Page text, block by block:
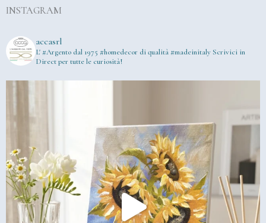
INSTAGRAM
accasrl
L' #Argento dal 1975 #homedecor di qualità #madeinitaly Scrivici in
Direct per tutte le curiosità!